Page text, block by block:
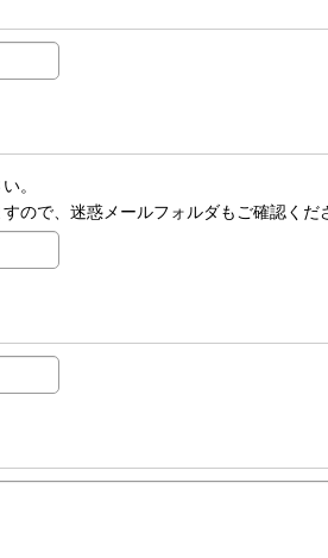
。
ので、迷惑メールフォルダもご確認くだ